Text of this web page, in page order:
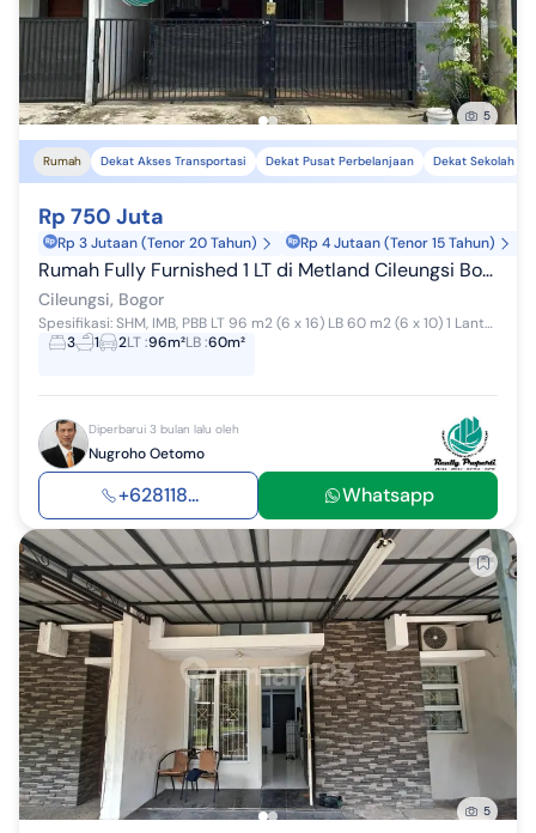
5
Rumah Dekat Akses Transportasi Dekat Pusat Perbelanjaan Dekat Sekolah
Rp 750 Juta
Rp 3 Jutaan (Tenor 20 Tahun) Rp 4 Jutaan (Tenor 15 Tahun)
Rumah Fully Furnished 1 LT di Metland Cileungsi Bogor
Cileungsi, Bogor
Spesifikasi: SHM, IMB, PBB LT 96 m2 (6 x 16) LB 60 m2 (6 x 10) 1 Lantai K. Tidur 3 K. Mandi 1 R. Tamu R. Keluarga R. Makan Dapur R. Cuci & Jemur Pa...
3
1 2LT:96m²LB:60m²
Diperbarui 3 bulan lalu oleh
Nugroho Oetomo
+628118... Whatsapp
5